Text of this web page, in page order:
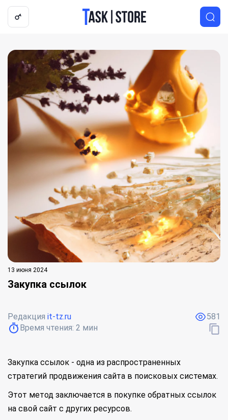
Логотип
13 июня 2024
Закупка ссылок
Редакция it-tz.ru
Время чтения: 2 мин
581
Закупка ссылок - одна из распространенных
стратегий продвижения сайта в поисковых системах.
Этот метод заключается в покупке обратных ссылок
на свой сайт с других ресурсов.